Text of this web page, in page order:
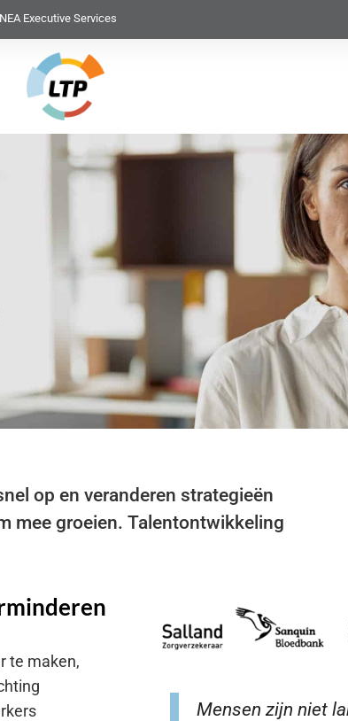
Executive Services
op en veranderen strategieën
mee groeien. Talentontwikkeling
te maken,
Mensen zijn niet